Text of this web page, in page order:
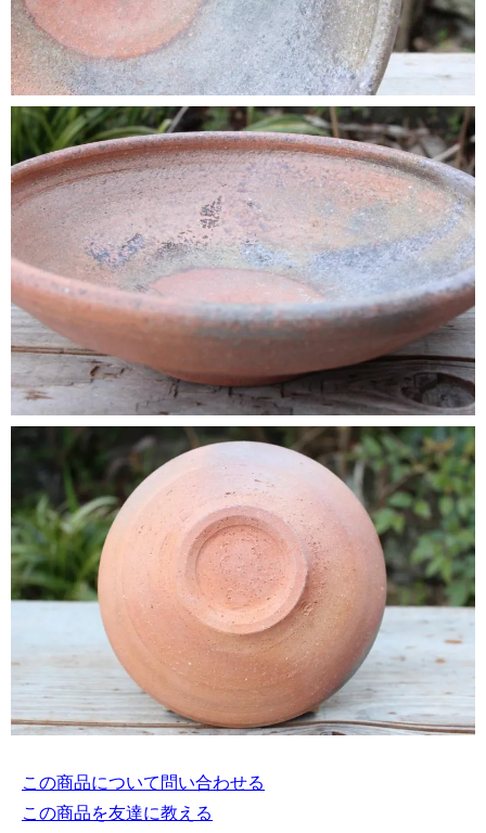
この商品について問い合わせる
この商品を友達に教える